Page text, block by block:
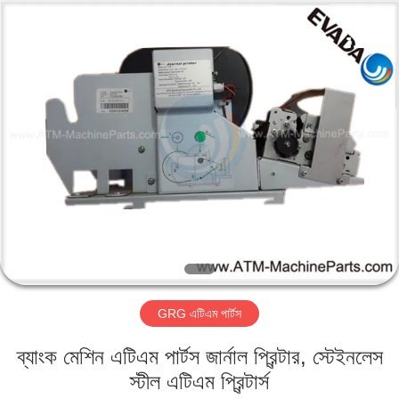
আমাদের
কারখানা
GRG এটিএম পার্টস
ব্যাংক মেশিন এটিএম পার্টস জার্নাল প্রিন্টার, স্টেইনলেস
স্টীল এটিএম প্রিন্টার্স